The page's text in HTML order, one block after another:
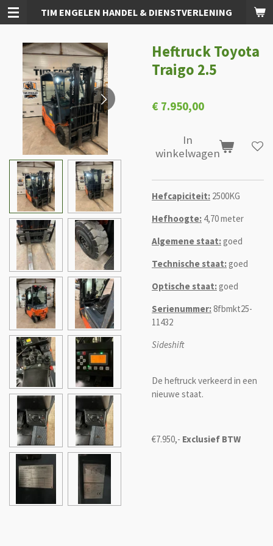
Ga
direct
hoofdinhoud
TIM ENGELEN HANDEL & DIENSTVERLENING
Heftruck Toyota
Traigo 2.5
€ 7.950,00
In
winkelwagen
Hefcapiciteit: 2500KG
Hefhoogte: 4,70 meter
Algemene staat:goed
Technische staat:goed
Optische staat:goed
Serienummer:8fbmkt25-
11432
Sideshift
De heftruck verkeerd in een
nieuwe staat.
€7.950,- Exclusief BTW